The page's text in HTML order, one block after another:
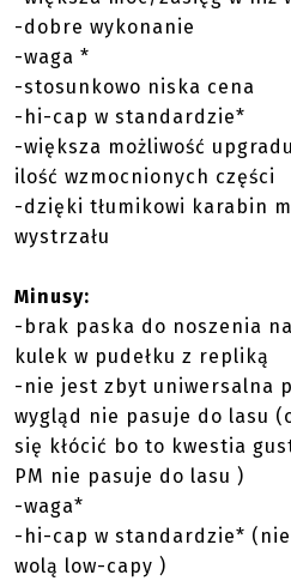
-dobre wykonanie
-waga *
-stosunkowo niska cena
-hi-cap w standardzie*
-większa możliwość
ilość wzmocnionych części
-dzięki tłumikowi karabin
wystrzału
Minusy:
-brak paska do noszenia
kulek w pudełku z repliką
-nie jest zbyt uniwersalna
wygląd nie pasuje do lasu
się kłócić bo to kwestia
PM nie pasuje do lasu )
-waga*
-hi-cap w standardzie*
wolą low-capy )